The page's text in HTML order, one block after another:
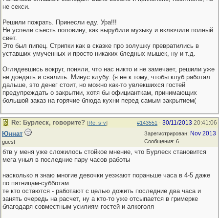
не секси.
Решили пожрать. Принесли еду. Ура!!!
Не успели съесть половину, как вырубили музыку и включили полный
свет.
Это был пипец. Стрипки как в сказке про золушку превратились в
уставших умученных и просто никаких бледных мышек, ну и т.д.
Оглядевшись вокруг, поняли, что нас никто и не замечает, решили уже
не доедать и свалить. Минус клубу. (я не к тому, чтобы клуб работал
дальше, это денег стоит, но можно как-то увлекшихся гостей
предупреждать о закрытии, хотя бы официанткам, принимающих
большой заказ на горячие блюда кухни перед самым закрытием(
#143551 - 30/11/2013 20:41:06
Re: Бурлеск, говорите? [Re: s-v]
Зарегистрирован: Nov 2013
Сообщения: 6
Юннат
guest
бтв у меня уже сложилось стойкое мнение, что Бурлеск становится
мега уныл в последние пару часов работы
насколько я знаю многие девочки уезжают пораньше часа в 4-5 даже
по пятницам-субботам
те кто остаются - работают с целью дожить последние два часа и
занять очередь на расчет, ну а кто-то уже отсыпается в гримерке
благодаря совместным усилиям гостей и алкоголя